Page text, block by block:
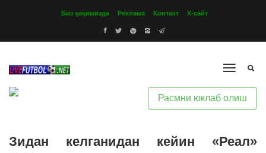
Биз ҳақимизда Реклама Контакт Х-сайт
Расмни юклаб олиш
Зидан келганидан кейин «Реал»